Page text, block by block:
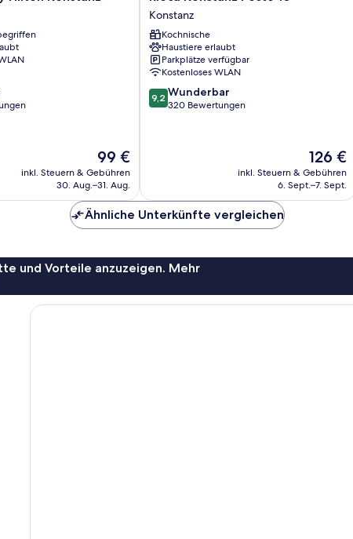
Der
Preis
beträgt
99 €
inkl. Steuern & Gebühren
30. Aug.–31. Aug.
Konstanz
Posto
10
Konstanz
Konstanz
Kochnische
Haustiere erlaubt
Parkplätze verfügbar
Kostenloses WLAN
9.2
von
9,2 Wunderbar
320 Bewertungen
Der
Preis
beträgt
126 €
inkl. Steuern & Gebühren
6. Sept.–7. Sept.
Ähnliche Unterkünfte vergleichen
und Vorteile anzuzeigen. Mehr